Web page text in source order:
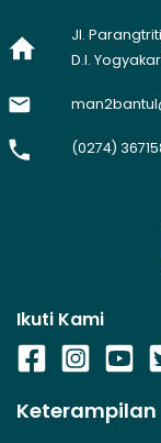
Jl.
D.I.
(0274)
Ikuti Kami
Keterampilan